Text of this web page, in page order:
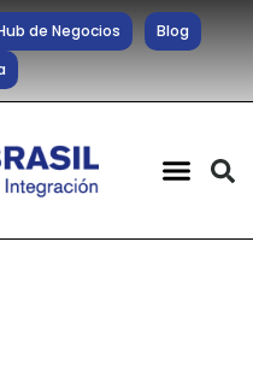
de Negocios
Blog